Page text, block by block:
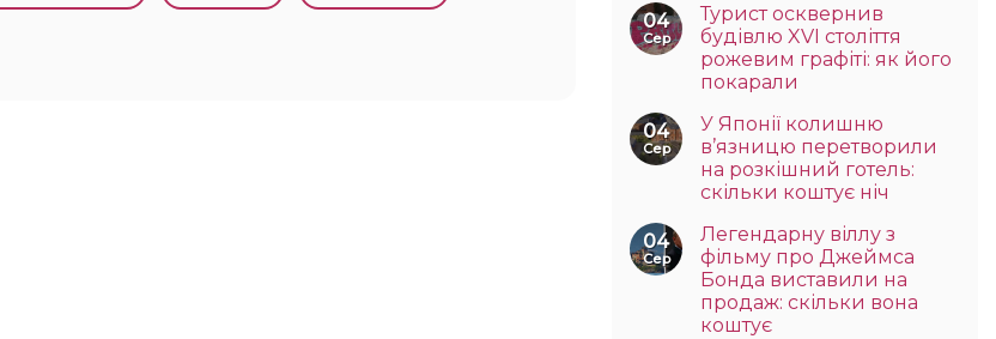
04
Сер
Турист осквернив
будівлю XVI століття
рожевим графіті: як його
покарали
04
Сер
У Японії колишню
в’язницю перетворили
на розкішний готель:
скільки коштує ніч
04
Сер
Легендарну віллу з
фільму про Джеймса
Бонда виставили на
продаж: скільки вона
коштує